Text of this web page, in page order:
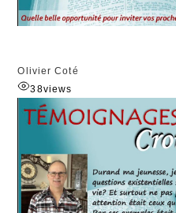
Olivier Coté
38views